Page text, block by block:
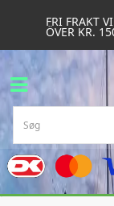
FRI FRAKT
ÖVER KR.